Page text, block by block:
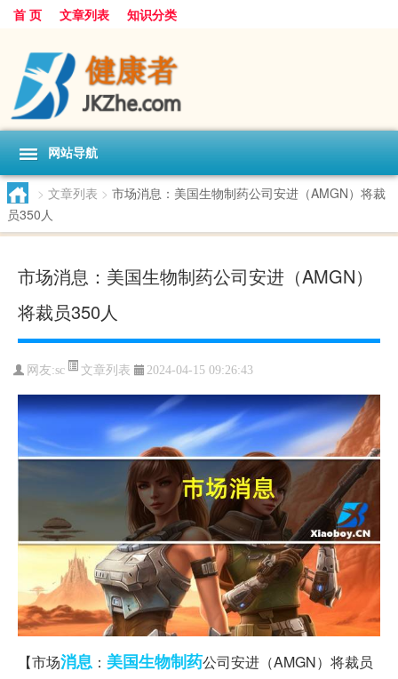
首 页 文章列表 知识分类
网站导航
> 文章列表 > 市场消息：美国生物制药公司安进（AMGN）将裁
员350人
市场消息：美国生物制药公司安进（AMGN）
将裁员350人
网友:sc 文章列表 2024-04-15 09:26:43
【市场消息 ： 美国生物制药公司安进（AMGN）将裁员